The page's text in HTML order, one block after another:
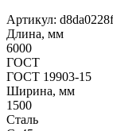
Артикул:
Длина, мм
6000
ГОСТ
ГОСТ 19903-15
Ширина, мм
1500
Сталь